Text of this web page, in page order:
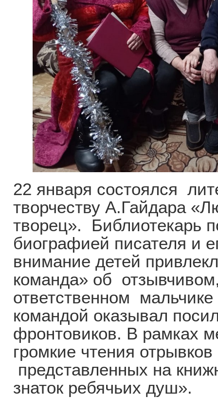
22 января состоялся
творчеству А.Гайдара
творец». Библиотекарь
биографией писателя и
внимание детей
команда» об
ответственном
командой оказывал
фронтовиков. В рамках
громкие чтения отрывков
представленных на
знаток ребячьих душ».